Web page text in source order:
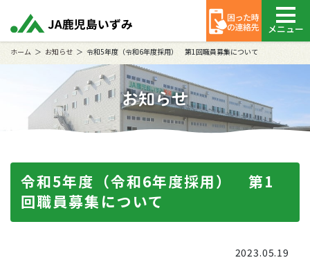
メニュー
ホーム お知らせ 令和5年度（令和6年度採用） 第1回職員募集について
お知らせ
令和5年度（令和6年度採用） 第1
回職員募集について
2023.05.19